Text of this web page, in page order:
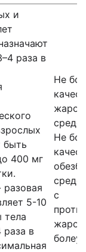
и
раза в
быть
400 мг
разовая
5-10
тела
раза в
Не
Не
с